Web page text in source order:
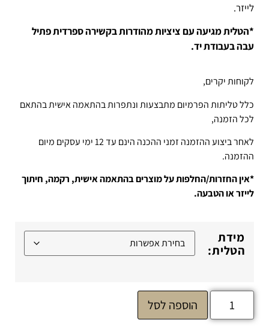
לייזר.
*הטלית מגיעה עם ציציות מהודרות בקשירה ספרדית פתיל
עבה בעבודת יד.
לקוחות יקרים,
כלל טליתות הפרמיום מתבצעות ונתפרות בהתאמה אישית בהתאם
לכל הזמנה,
לאחר ביצוע ההזמנה זמני ההכנה הינם עד 12 ימי עסקים מיום
ההזמנה.
*אין החזרות/החלפות על מוצרים בהתאמה אישית, רקמה, חיתוך
לייזר או הטבעה.
מידת
הטלית:
הוספה לסל